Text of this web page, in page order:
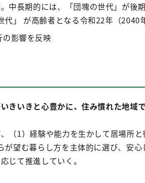
中長期的には、「団塊の世代」が後
代」 が高齢者となる令和22年（2040
影響を反映
きいきと心豊かに、住み慣れた地域
（1）経験や能力を生かして居場所と
が望む暮らし方を主体的に選び、安
じて推進していく。